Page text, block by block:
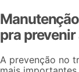
pra
A prevenção no